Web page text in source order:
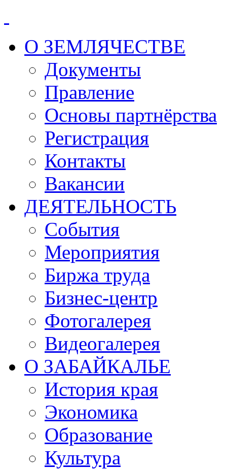
О ЗЕМЛЯЧЕСТВЕ
Документы
Правление
Основы партнёрства
Регистрация
Контакты
Вакансии
ДЕЯТЕЛЬНОСТЬ
События
Мероприятия
Биржа труда
Бизнес-центр
Фотогалерея
Видеогалерея
О ЗАБАЙКАЛЬЕ
История края
Экономика
Образование
Культура